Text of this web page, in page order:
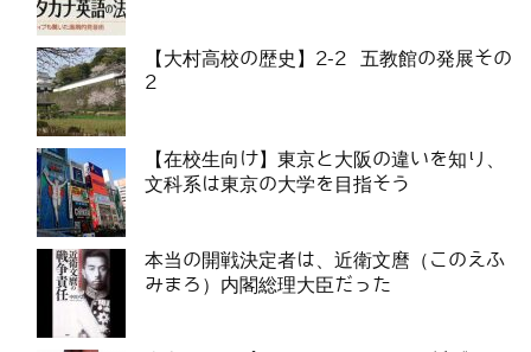
【大村高校の歴史】2-2 五教館の発展その
2
【在校生向け】東京と大阪の違いを知り、
文科系は東京の大学を目指そう
本当の開戦決定者は、近衛文麿（このえふ
みまろ）内閣総理大臣だった